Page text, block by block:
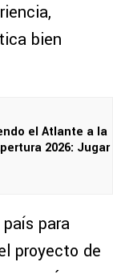
bien
el Atlante a la
2026: Jugar
para
proyecto de